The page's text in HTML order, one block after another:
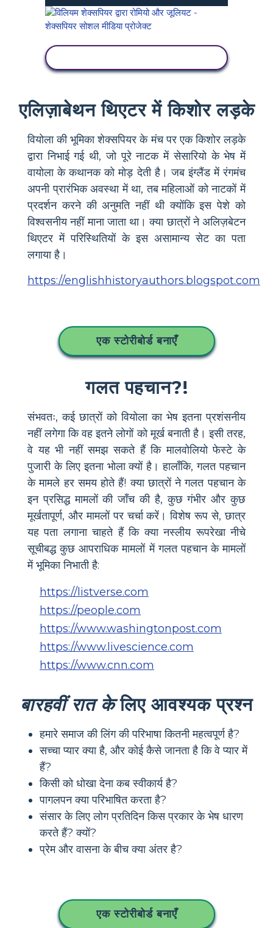
एलिज़ाबेथन थिएटर में किशोर लड़के
वियोला की भूमिका शेक्सपियर के मंच पर एक किशोर लड़के
द्वारा निभाई गई थी, जो पूरे नाटक में सेसारियो के भेष में
वायोला के कथानक को मोड़ देती है। जब इंग्लैंड में रंगमंच
अपनी प्रारंभिक अवस्था में था, तब महिलाओं को नाटकों में
प्रदर्शन करने की अनुमति नहीं थी क्योंकि इस पेशे को
विश्वसनीय नहीं माना जाता था। क्या छात्रों ने अलिज़बेटन
थिएटर में परिस्थितियों के इस असामान्य सेट का पता
लगाया है।
https://englishhistoryauthors.blogspot.com
एक स्टोरीबोर्ड बनाएँ
गलत पहचान?!
संभवतः, कई छात्रों को वियोला का भेष इतना प्रशंसनीय
नहीं लगेगा कि वह इतने लोगों को मूर्ख बनाती है। इसी तरह,
वे यह भी नहीं समझ सकते हैं कि मालवोलियो फेस्टे के
पुजारी के लिए इतना भोला क्यों है। हालाँकि, गलत पहचान
के मामले हर समय होते हैं! क्या छात्रों ने गलत पहचान के
इन प्रसिद्ध मामलों की जाँच की है, कुछ गंभीर और कुछ
मूर्खतापूर्ण, और मामलों पर चर्चा करें। विशेष रूप से, छात्र
यह पता लगाना चाहते हैं कि क्या नस्लीय रूपरेखा नीचे
सूचीबद्ध कुछ आपराधिक मामलों में गलत पहचान के मामलों
में भूमिका निभाती है:
https://listverse.com
https://people.com
https://www.washingtonpost.com
https://www.livescience.com
https://www.cnn.com
बारहवीं रात केलिए आवश्यक प्रश्न
हमारे समाज की लिंग की परिभाषा कितनी महत्वपूर्ण है?
सच्चा प्यार क्या है, और कोई कैसे जानता है कि वे प्यार में
हैं?
किसी को धोखा देना कब स्वीकार्य है?
पागलपन क्या परिभाषित करता है?
संसार के लिए लोग प्रतिदिन किस प्रकार के भेष धारण
करते हैं? क्यों?
प्रेम और वासना के बीच क्या अंतर है?
एक स्टोरीबोर्ड बनाएँ